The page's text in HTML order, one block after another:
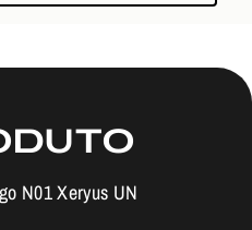
N01 Xeryus UN